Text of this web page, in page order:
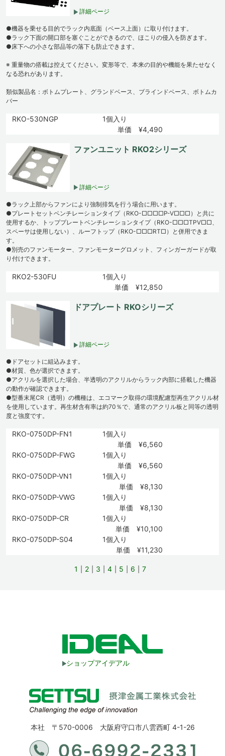
詳細ページ
●機器を乗せる目的でラック内底面（ベース上面）に取り付けます。
●ラック下面の開口部を塞ぐことができるので、ほこりの侵入を防ぎます。
●床下への小さな部品等の落下も防止できます。
※ 重量物の搭載は控えてください。変形等で、本来の目的や機能を果たせなく
なる恐れがあります。
類似製品名：ボトムプレート、グランドベース、ブラインドベース、ボトムカ
バー
RKO-530NGP
1個入り
単価 ¥4,490
ファンユニット RKO2シリーズ
詳細ページ
●ラック上部からファンにより強制排気を行う場合に用います。
●プレートセットベンチレーションタイプ（RKO-□□□□P-V□□□）と共に
使用するか、トッププレートベンチレーションタイプ（RKO-□□□TPV□□、
スペーサは使用しない）、ルーフトップ（RKO-□□□RT□）と併用できま
す。
●別売のファンモーター、ファンモーターグロメット、フィンガーガードが取
り付けできます。
RKO2-530FU
1個入り
単価 ¥12,850
ドアプレート RKOシリーズ
詳細ページ
●ドアセットに組込みます。
●材質、色が選択できます。
●アクリルを選択した場合、半透明のアクリルからラック内部に搭載した機器
の動作が確認できます。
●型番末尾CR（透明）の機種は、エコマーク取得の環境配慮型再生アクリル材
を使用しています。再生材含有率は約70％で、通常のアクリル板と同等の透明
度と強度です。
RKO-0750DP-FN1
1個入り
単価 ¥6,560
RKO-0750DP-FWG
1個入り
単価 ¥6,560
RKO-0750DP-VN1
1個入り
単価 ¥8,130
RKO-0750DP-VWG
1個入り
単価 ¥8,130
RKO-0750DP-CR
1個入り
単価 ¥10,100
RKO-0750DP-S04
1個入り
単価 ¥11,230
1 2 3 4 5 6 7
ショップアイデアル
本社 〒570-0006 大阪府守口市八雲西町 4-1-26